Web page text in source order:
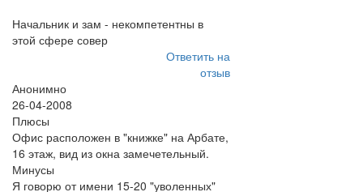
Начальник и зам - некомпетентны в
этой сфере совер
Ответить на
отзыв
Анонимно
26-04-2008
Плюсы
Офис расположен в "книжке" на Арбате,
16 этаж, вид из окна замечетельный.
Минусы
Я говорю от имени 15-20 "уволенных"